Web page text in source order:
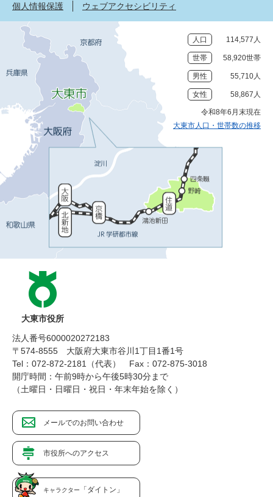
個人情報保護
ウェブアクセシビリティ
人口 114,577人
世帯 58,920世帯
男性 55,710人
女性 58,867人
令和8年6月末現在
大東市人口・世帯数の推移
大東市役所
法人番号6000020272183
〒574-8555 大阪府大東市谷川1丁目1番1号
Tel：072-872-2181（代表）
Fax：072-875-3018
開庁時間：午前9時から午後5時30分まで
（土曜日・日曜日・祝日・年末年始を除く）
メールでのお問い合わせ
市役所へのアクセス
キャラクター 「ダイトン」